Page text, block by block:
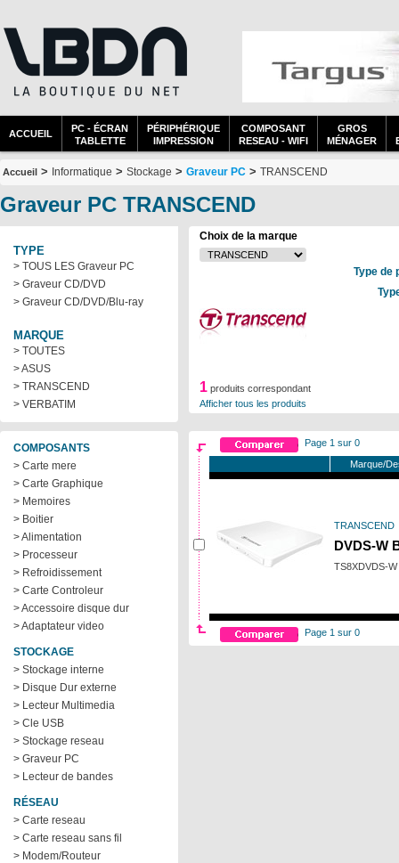
ACCUEIL
PC - ÉCRAN
TABLETTE
PÉRIPHÉRIQUE
IMPRESSION
COMPOSANT
RESEAU - WIFI
GROS
MÉNAGER
Accueil > Informatique > Stockage > Graveur PC > TRANSCEND
Graveur PC TRANSCEND
TYPE
> TOUS LES Graveur PC
> Graveur CD/DVD
> Graveur CD/DVD/Blu-ray
MARQUE
> TOUTES
> ASUS
> TRANSCEND
> VERBATIM
COMPOSANTS
> Carte mere
> Carte Graphique
> Memoires
> Boitier
> Alimentation
> Processeur
> Refroidissement
> Carte Controleur
> Accessoire disque dur
> Adaptateur video
STOCKAGE
> Stockage interne
> Disque Dur externe
> Lecteur Multimedia
> Cle USB
> Stockage reseau
> Graveur PC
> Lecteur de bandes
RÉSEAU
> Carte reseau
> Carte reseau sans fil
> Modem/Routeur
Choix de la marque
Type de
1 produits correspondant
Afficher tous les produits
Page 1 sur 0
Marque/
TRANSCEND
DVDS-W
TS8XDVDS-W
Page 1 sur 0